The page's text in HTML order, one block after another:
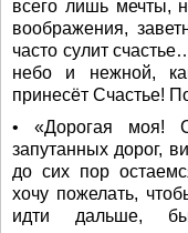
всего лишь мечты,
воображения,
часто сулит
небо и нежной,
принесёт Счастье!
• «Дорогая моя!
запутанных дорог,
до сих пор
хочу пожелать,
идти дальше,